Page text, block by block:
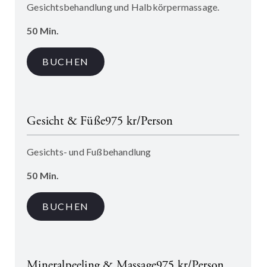
Gesichtsbehandlung und Halbkörpermassage.
50 Min.
BUCHEN
Gesicht & Füße975 kr/Person
Gesichts- und Fußbehandlung
50 Min.
BUCHEN